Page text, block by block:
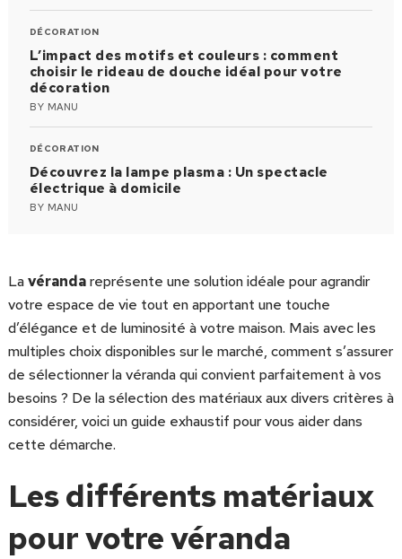
DÉCORATION
L’impact des motifs et couleurs : comment
choisir le rideau de douche idéal pour votre
décoration
BY MANU
DÉCORATION
Découvrez la lampe plasma : Un spectacle
électrique à domicile
BY MANU
Lavérandareprésente une solution idéale pour agrandir
votre espace de vie tout en apportant une touche
d’élégance et de luminosité à votre maison. Mais avec les
multiples choix disponibles sur le marché, comment s’assurer
de sélectionner la véranda qui convient parfaitement à vos
besoins ? De la sélection des matériaux aux divers critères à
considérer, voici un guide exhaustif pour vous aider dans
cette démarche.
Les différents matériaux
pour votre véranda